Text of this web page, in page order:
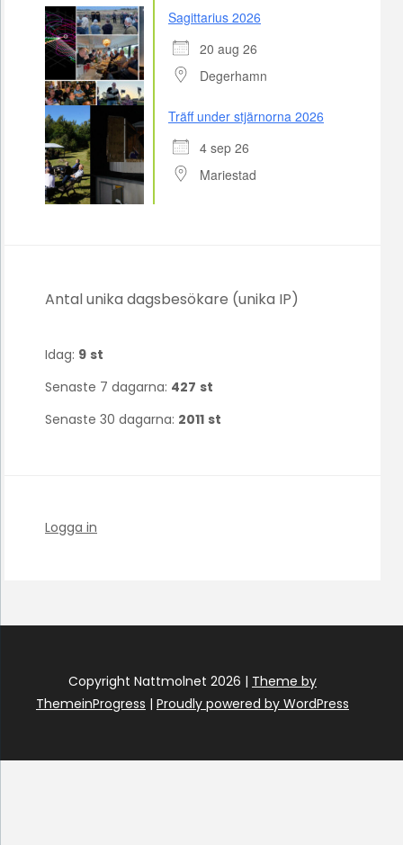
Sagittarius 2026
20 aug 26
Degerhamn
Träff under stjärnorna 2026
4 sep 26
Mariestad
Antal unika dagsbesökare (unika IP)
Idag: 9 st
Senaste 7 dagarna: 427 st
Senaste 30 dagarna: 2011 st
Logga in
Copyright Nattmolnet 2026 | Theme by
ThemeinProgress | Proudly powered by WordPress